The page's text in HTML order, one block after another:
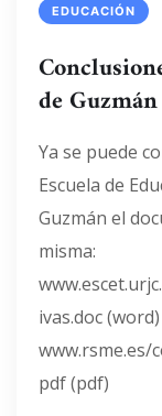
EDUCACIÓN
de Guzmán
Ya se puede
Escuela de
Guzmán el
misma:
ivas.doc (word)
www.rsme.es/
pdf (pdf)